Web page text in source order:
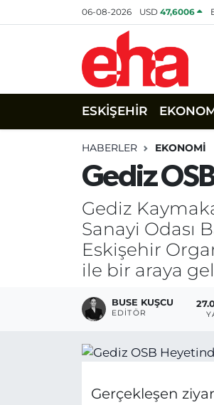
06-08-2026 USD47,6006
ESKİŞEHİR
HABERLER EKONOMİ
Gediz
Gediz
Sanayi Odası
Eskişehir
ile bir araya
BUSE KUŞCU
EDITÖR
Gerçekleşen